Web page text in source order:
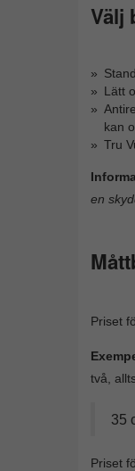
Välj
Lätt
kan
Tru
en
Priset
två,
35
Priset